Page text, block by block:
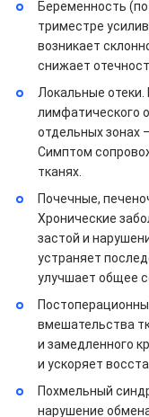
Беременность
триместре
возникает
снижает
Локальные отеки.
лимфатического
отдельных зонах
Симптом
тканях.
Почечные,
Хронические
застой и
устраняет
улучшает общее
вмешательства
и замедленного
и ускоряет
Похмельный
нарушение